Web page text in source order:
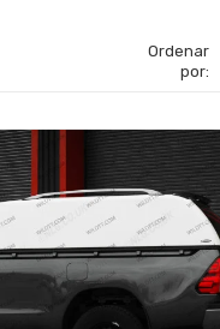
Ordenar
por: